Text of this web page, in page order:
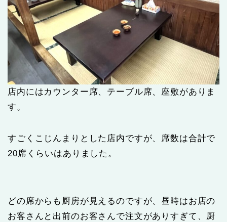
店内にはカウンター席、テーブル席、座敷がありま
す。
すごくこじんまりとした店内ですが、席数は合計で
20席くらいはありました。
どの席からも厨房が見えるのですが、昼時はお店の
お客さんと出前のお客さんで注文がありすぎて、厨